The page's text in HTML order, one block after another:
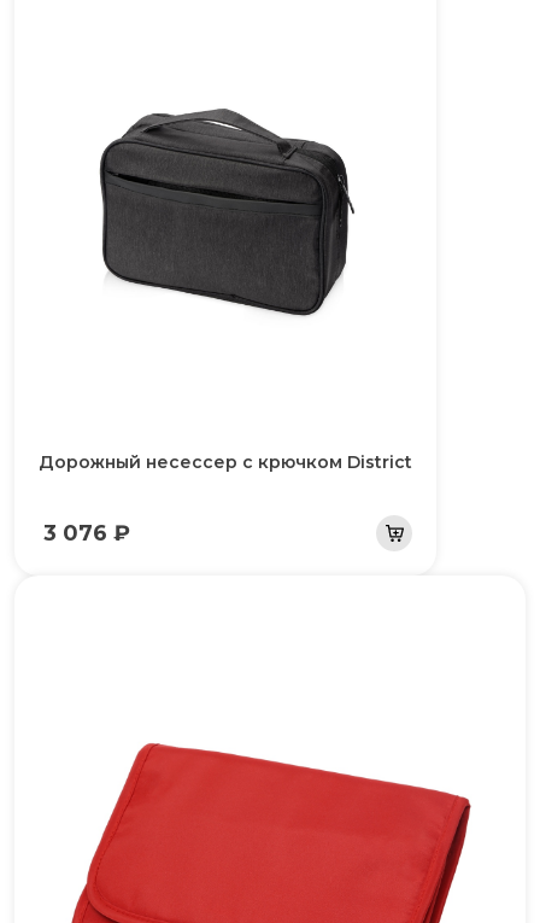
Дорожный несессер с крючком District
3 076 ₽